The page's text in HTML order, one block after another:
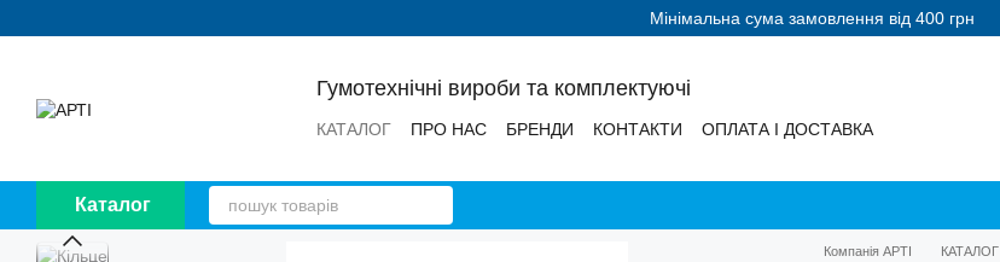
Мінімальна сума замовлення від 400 грн
Гумотехнічні вироби та комплектуючі
КАТАЛОГ ПРО НАС БРЕНДИ КОНТАКТИ
ОПЛАТА І ДОСТАВКА
Каталог
Компанія АРТІ КАТАЛОГ